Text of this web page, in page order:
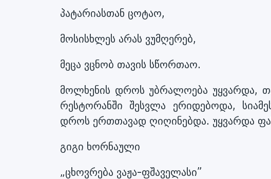
პატარიასთან ცოტაო,
მოსისხლეს არას ვუმღერებ,
მეცა ვცნობ თავის სწორთაო.
მოლხენის დროს უბრალოება უყვარდა,
რესტორანში შესვლა ერიდებოდა,
დროს ერთთავად ღიღინებდა. უყვარდა
გიგი ხორნაული
„ცხოვრება ვაჟა-ფშაველასი”